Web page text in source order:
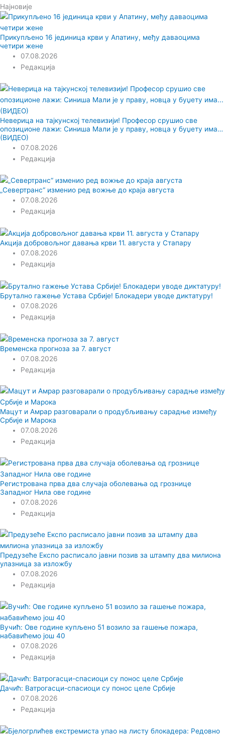
Најновије
Прикупљено 16 јединица крви у Апатину, међу даваоцима
четири жене
07.08.2026
Редакција
Неверица на тајкунској телевизији! Професор срушио све
опозиционе лажи: Синиша Мали је у праву, новца у буџету има…
(ВИДЕО)
07.08.2026
Редакција
„Севертранс“ изменио ред вожње до краја августа
07.08.2026
Редакција
Акција добровољног давања крви 11. августа у Стапару
07.08.2026
Редакција
Брутално гажење Устава Србије! Блокадери уводе диктатуру!
07.08.2026
Редакција
Временска прогноза за 7. август
07.08.2026
Редакција
Мацут и Амрар разговарали о продубљивању сарадње између
Србије и Марока
07.08.2026
Редакција
Регистрована прва два случаја оболевања од грознице
Западног Нила ове године
07.08.2026
Редакција
Предузеће Експо расписало јавни позив за штампу два милиона
улазница за изложбу
07.08.2026
Редакција
Вучић: Ове године купљено 51 возило за гашење пожара,
набавићемо још 40
07.08.2026
Редакција
Дачић: Ватрогасци-спасиоци су понос целе Србије
07.08.2026
Редакција